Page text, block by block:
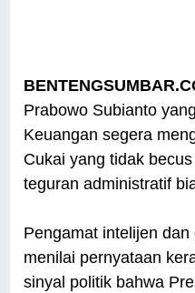
Prabowo Subianto
Keuangan segera
Cukai yang tidak
teguran administratif
Pengamat intelijen
menilai pernyataan
sinyal politik bahwa